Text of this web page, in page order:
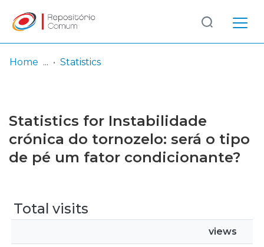
Browse repository
Entities
Log
In
(current)
Home Statistics
Statistics for Instabilidade
crónica do tornozelo: será o tipo
de pé um fator condicionante?
Total visits
views